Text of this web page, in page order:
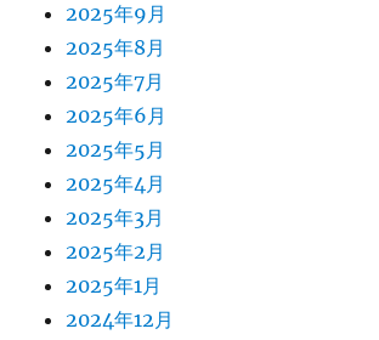
2025年9月
2025年8月
2025年7月
2025年6月
2025年5月
2025年4月
2025年3月
2025年2月
2025年1月
2024年12月